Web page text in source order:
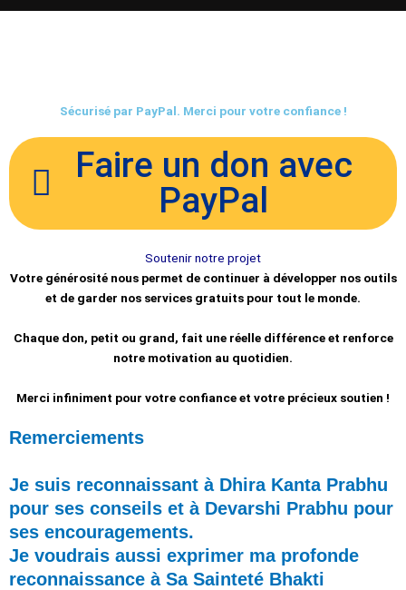
Sécurisé par PayPal. Merci pour votre confiance !
Faire un don avec
PayPal
Soutenir notre projet
Votre générosité nous permet de continuer à développer nos outils
et de garder nos services gratuits pour tout le monde.
Chaque don, petit ou grand, fait une réelle différence et renforce
notre motivation au quotidien.
Merci infiniment pour votre confiance et votre précieux soutien !
Remerciements
Je suis reconnaissant à Dhira Kanta Prabhu
pour ses conseils et à Devarshi Prabhu pour
ses encouragements.
Je voudrais aussi exprimer ma profonde
reconnaissance à Sa Sainteté Bhakti